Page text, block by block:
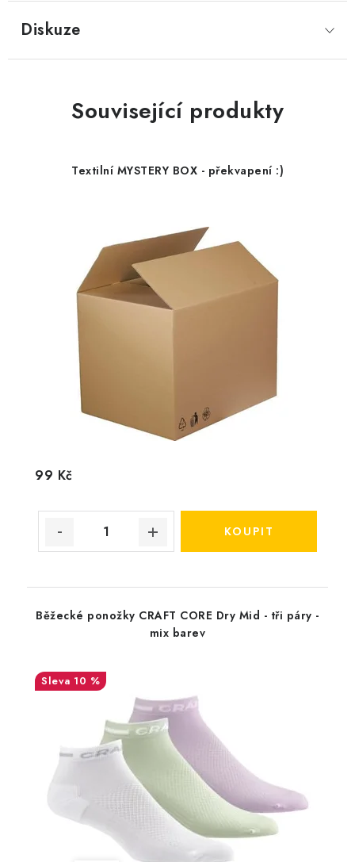
Diskuze
Související produkty
Textilní MYSTERY BOX - překvapení :)
99 Kč
Běžecké ponožky CRAFT CORE Dry Mid - tři páry -
mix barev
10 %